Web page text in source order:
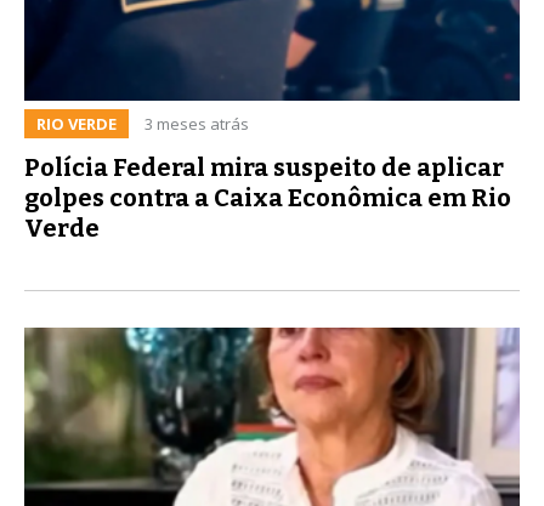
RIO VERDE 3 meses atrás
Polícia Federal mira suspeito de aplicar
golpes contra a Caixa Econômica em Rio
Verde